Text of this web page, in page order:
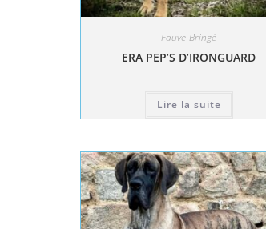
Fauve-Bringé
ERA PEP’S D’IRONGUARD
Lire la suite